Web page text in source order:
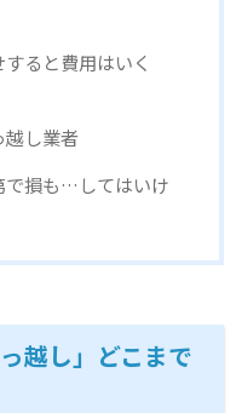
ると費用はいく
越し業者
で損も…してはいけ
越し」どこまで